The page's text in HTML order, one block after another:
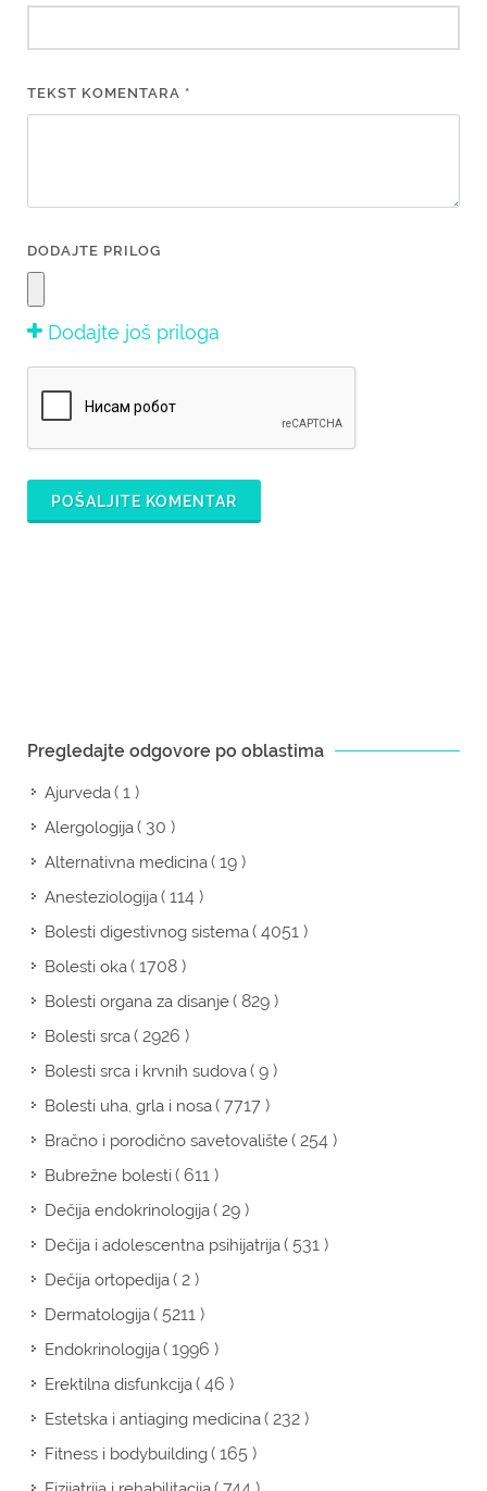
TEKST KOMENTARA *
DODAJTE PRILOG
Dodajte još priloga
POŠALJITE KOMENTAR
Pregledajte odgovore po oblastima
Ajurveda( 1 )
Alergologija( 30 )
Alternativna medicina( 19 )
Anesteziologija( 114 )
Bolesti digestivnog sistema( 4051 )
Bolesti oka( 1708 )
Bolesti organa za disanje( 829 )
Bolesti srca( 2926 )
Bolesti srca i krvnih sudova( 9 )
Bolesti uha, grla i nosa( 7717 )
Bračno i porodično savetovalište( 254 )
Bubrežne bolesti( 611 )
Dečija endokrinologija( 29 )
Dečija i adolescentna psihijatrija( 531 )
Dečija ortopedija( 2 )
Dermatologija( 5211 )
Endokrinologija( 1996 )
Erektilna disfunkcija( 46 )
Estetska i antiaging medicina( 232 )
Fitness i bodybuilding( 165 )